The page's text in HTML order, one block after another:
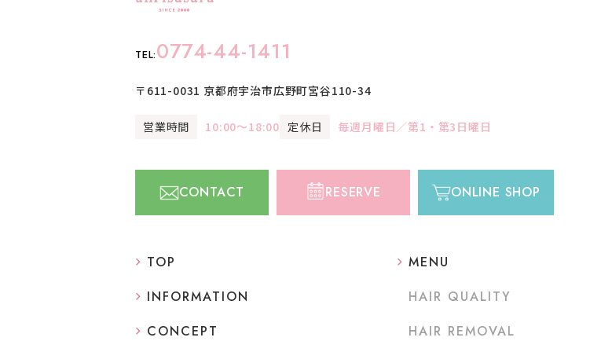
TEL:0774-44-1411
〒611-0031 京都府宇治市広野町宮谷110-34
営業時間 10:00〜18:00 定休日 毎週月曜日／第1・第3日曜日
CONTACT RESERVE ONLINE SHOP
TOP
INFORMATION
CONCEPT
MENU
HAIR QUALITY
HAIR REMOVAL